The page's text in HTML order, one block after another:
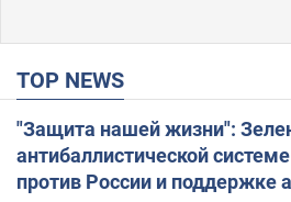
TOP NEWS
"Защита нашей жизни":
антибаллистической
против России и поддержке